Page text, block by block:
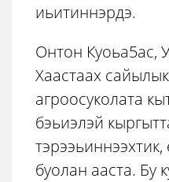
иьитиннэрдэ.
Онтон Куоьа5ас,
Хаастаах
агроосуколата
бэьиэлэй
тэрээьиннээхтик,
буолан ааста. Бу